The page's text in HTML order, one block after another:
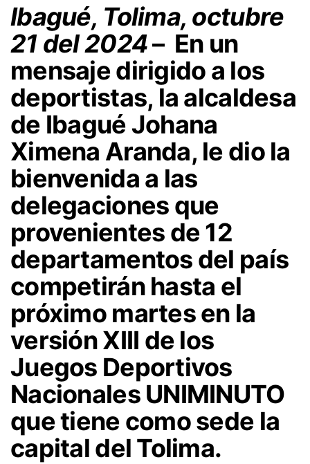
Ibagué, Tolima, octubre
21 del 2024– En un
mensaje dirigido a los
deportistas, la alcaldesa
de Ibagué Johana
Ximena Aranda, le dio la
bienvenida a las
delegaciones que
provenientes de 12
departamentos del país
competirán hasta el
próximo martes en la
versión XIII de los
Juegos Deportivos
Nacionales UNIMINUTO
que tiene como sede la
capital del Tolima.